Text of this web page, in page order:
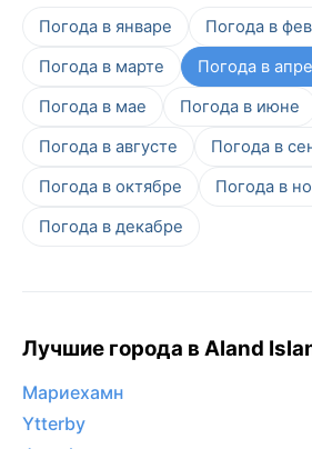
Погода в январе
Погода в
Погода в марте
Погода в
Погода в мае
Погода в июне
Погода в августе
Погода в
Погода в октябре
Погода в
Погода в декабре
Лучшие города в Aland
Мариехамн
Ytterby